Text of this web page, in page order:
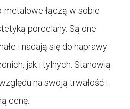
metalowe łączą w sobie
porcelany. Są one
i nadają się do naprawy
jak i tylnych. Stanowią
na swoją trwałość i
cenę.